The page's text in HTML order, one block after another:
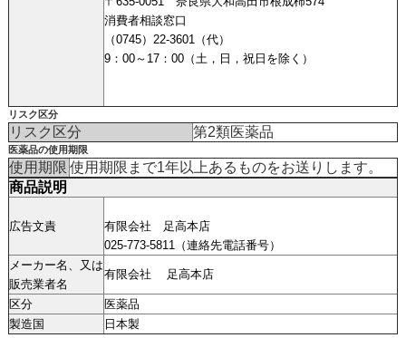
消費者相談窓口
（0745）22-3601（代）
9：00～17：00（土，日，祝日を除く）
リスク区分
リスク区分 第2類医薬品
医薬品の使用期限
使用期限 使用期限まで1年以上あるものをお送りします。
商品説明
広告文責
有限会社 足高本店
025-773-5811（連絡先電話番号）
メーカー名、又は
販売業者名
有限会社 足高本店
区分
医薬品
製造国
日本製